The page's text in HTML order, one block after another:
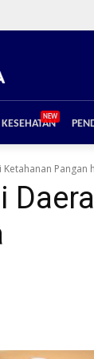
KESEHATAN
NEW
Pangan